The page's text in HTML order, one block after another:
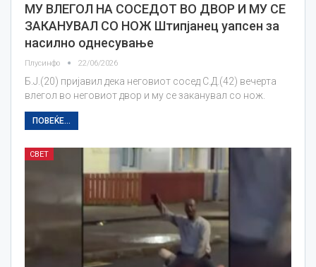
МУ ВЛЕГОЛ НА СОСЕДОТ ВО ДВОР И МУ СЕ
ЗАКАНУВАЛ СО НОЖ Штипјанец уапсен за
насилно однесување
Плусинфо 22/06/2026
Б.Ј.(20) пријавил дека неговиот сосед С.Д.(42) вечерта
влегол во неговиот двор и му се заканувал со нож.
ПОВЕЌЕ...
СВЕТ